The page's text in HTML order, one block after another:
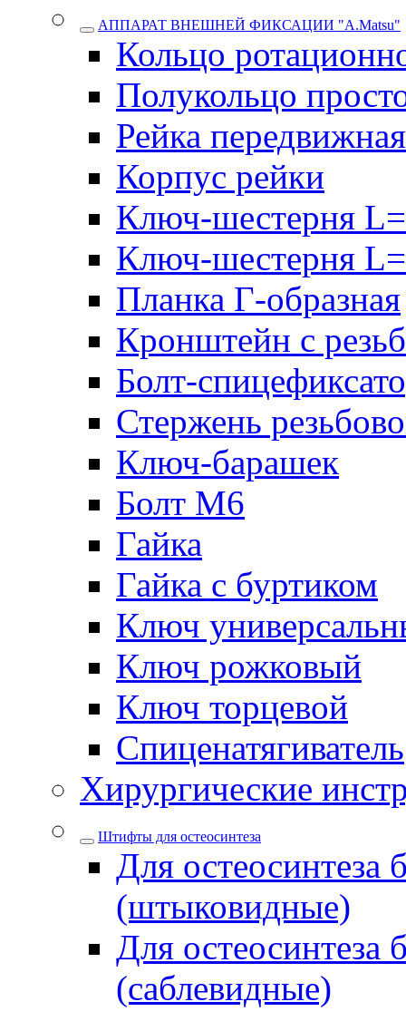
АППАРАТ ВНЕШНЕЙ ФИКСАЦИИ "A.Matsu"
Кольцо
Полукольцо
Рейка передвижная
Корпус рейки
Ключ-шестерня
Ключ-шестерня
Планка Г-образная
Кронштейн с
Болт-
Стержень
Ключ-барашек
Болт М6
Гайка
Гайка с буртиком
Ключ
Ключ рожковый
Ключ торцевой
Спиценатягиватель
Хирургические
Штифты для остеосинтеза
Для остеосинтеза
(штыковидные)
Для остеосинтеза
(саблевидные)